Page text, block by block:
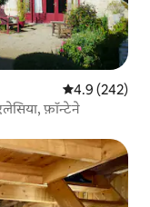
औसत रेटिंग 5 में
4.9 (242)
फ़ॉन्टेने